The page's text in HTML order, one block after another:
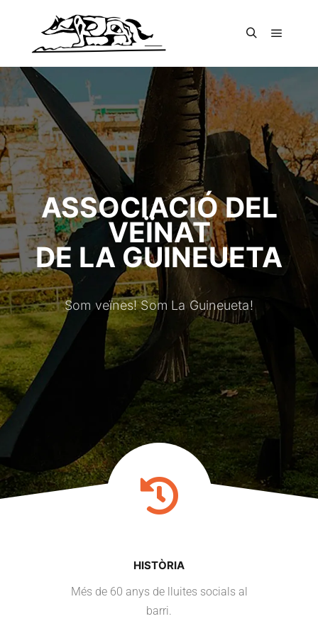
ASSOCIACIÓ DEL
VEÏNAT
DE LA GUINEUETA
Som veïnes! Som La Guineueta!
HISTÒRIA
Més de 60 anys de lluites socials al
barri.